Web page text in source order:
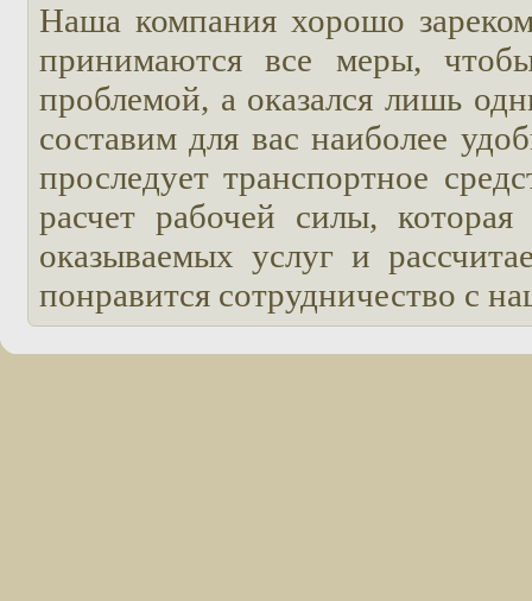
Наша компания хорошо
принимаются все меры,
проблемой, а оказался лишь
составим для вас наиболее
проследует транспортное
расчет рабочей силы,
оказываемых услуг и
понравится сотрудничество с